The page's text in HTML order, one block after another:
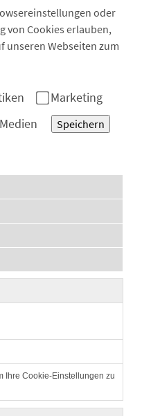
oder
von Cookies erlauben,
unseren Webseiten zum
Marketing
Speichern
Ihre Cookie-Einstellungen zu